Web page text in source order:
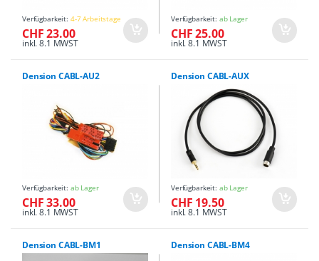
Verfügbarkeit: 4-7 Arbeitstage
CHF 23.00
inkl. 8.1 MWST
Verfügbarkeit: ab Lager
CHF 25.00
inkl. 8.1 MWST
Dension CABL-AU2
Verfügbarkeit: ab Lager
CHF 33.00
inkl. 8.1 MWST
Dension CABL-AUX
Verfügbarkeit: ab Lager
CHF 19.50
inkl. 8.1 MWST
Dension CABL-BM1 Dension CABL-BM4